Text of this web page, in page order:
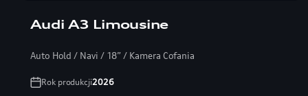
Audi A3 Limousine
Auto Hold / Navi / 18” / Kamera Cofania
Rok produkcji2026